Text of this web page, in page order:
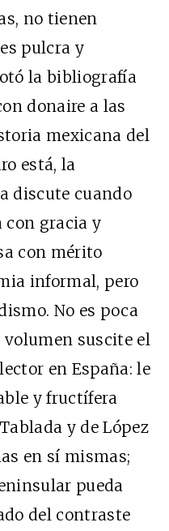
no tienen
pulcra y
la bibliografía
donaire a las
mexicana del
está, la
discute cuando
con gracia y
con mérito
informal, pero
No es poca
volumen suscite el
en España: le
y fructífera
y de López
en sí mismas;
pueda
del contraste